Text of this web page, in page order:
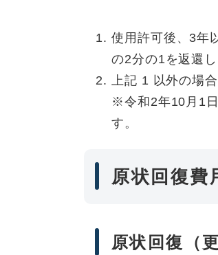
使用許可後、3年
の2分の1を返還し
上記 1 以外の場
※令和2年10月1
す。
原状回復費
原状回復（